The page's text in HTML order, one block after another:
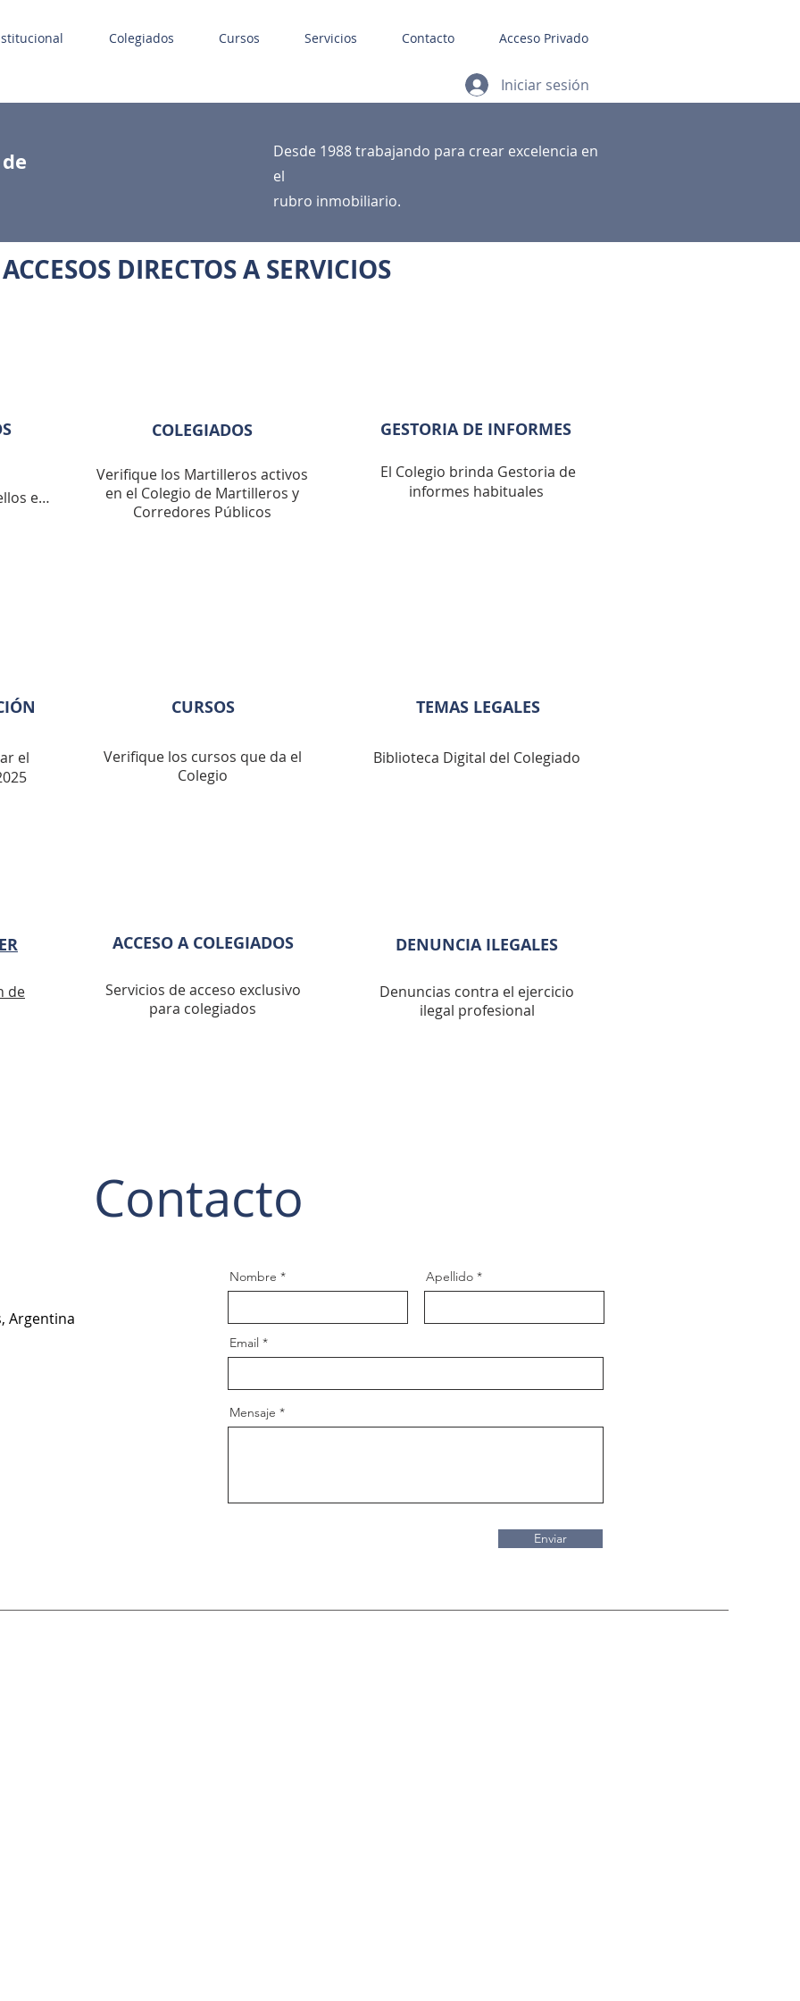
Colegiados Cursos Servicios Contacto Acceso Privado
Iniciar sesión
Desde 1988 trabajando para crear excelencia en
el
rubro inmobiliario.
ACCESOS DIRECTOS A SERVICIOS
en
los
COLEGIADOS
Verifique los Martilleros activos
en el Colegio de Martilleros y
Corredores Públicos
GESTORIA DE INFORMES
El Colegio brinda Gestoria de
informes habituales
el
CURSOS
Verifique los cursos que da el
Colegio
TEMAS LEGALES
Biblioteca Digital del Colegiado
de
ACCESO A COLEGIADOS
Servicios de acceso exclusivo
para colegiados
DENUNCIA ILEGALES
Denuncias contra el ejercicio
ilegal profesional
Contacto
Argentina
Nombre Apellido
Email
Mensaje
Enviar